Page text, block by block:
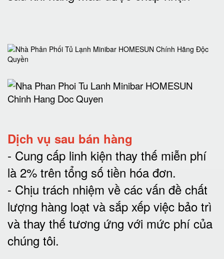
Dịch vụ sau bán hàng
- Cung cấp linh kiện thay thế miễn phí
là 2% trên tổng số tiền hóa đơn.
- Chịu trách nhiệm về các vấn đề chất
lượng hàng loạt và sắp xếp việc bảo trì
và thay thế tương ứng với mức phí của
chúng tôi.